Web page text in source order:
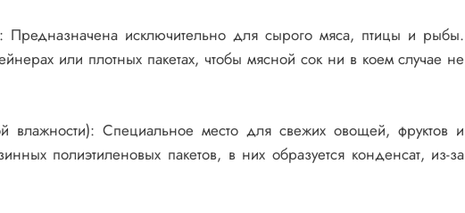
Предназначена исключительно для сырого мяса, птицы и рыбы.
или плотных пакетах, чтобы мясной сок ни в коем случае не
Специальное место для свежих овощей, фруктов и
полиэтиленовых пакетов, в них образуется конденсат, из-за